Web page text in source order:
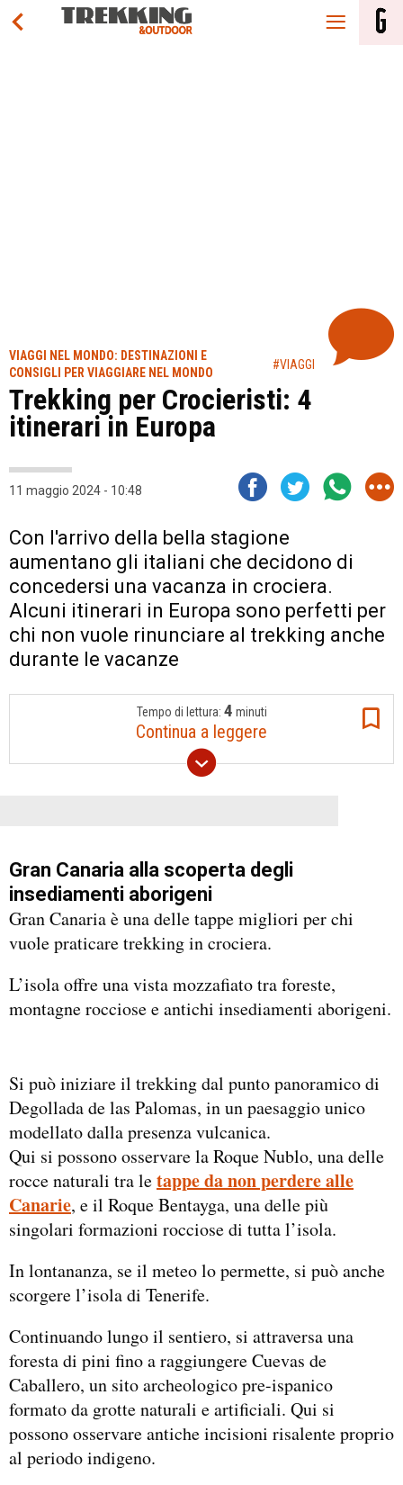
VIAGGI NEL MONDO: DESTINAZIONI E
CONSIGLI PER VIAGGIARE NEL MONDO
#VIAGGI
Trekking per Crocieristi: 4
itinerari in Europa
11 maggio 2024 - 10:48
Con l'arrivo della bella stagione
aumentano gli italiani che decidono di
concedersi una vacanza in crociera.
Alcuni itinerari in Europa sono perfetti per
chi non vuole rinunciare al trekking anche
durante le vacanze
Tempo di lettura: 4 minuti
Continua a leggere
Gran Canaria alla scoperta degli
insediamenti aborigeni
Gran Canaria è una delle tappe migliori per chi
vuole praticare trekking in crociera.
L’isola offre una vista mozzafiato tra foreste,
montagne rocciose e antichi insediamenti aborigeni.
Si può iniziare il trekking dal punto panoramico di
Degollada de las Palomas, in un paesaggio unico
modellato dalla presenza vulcanica.
Qui si possono osservare la Roque Nublo, una delle
rocce naturali tra letappe da non perdere alle
Canarie, e il Roque Bentayga, una delle più
singolari formazioni rocciose di tutta l’isola.
In lontananza, se il meteo lo permette, si può anche
scorgere l’isola di Tenerife.
Continuando lungo il sentiero, si attraversa una
foresta di pini fino a raggiungere Cuevas de
Caballero, un sito archeologico pre-ispanico
formato da grotte naturali e artificiali. Qui si
possono osservare antiche incisioni risalente proprio
al periodo indigeno.